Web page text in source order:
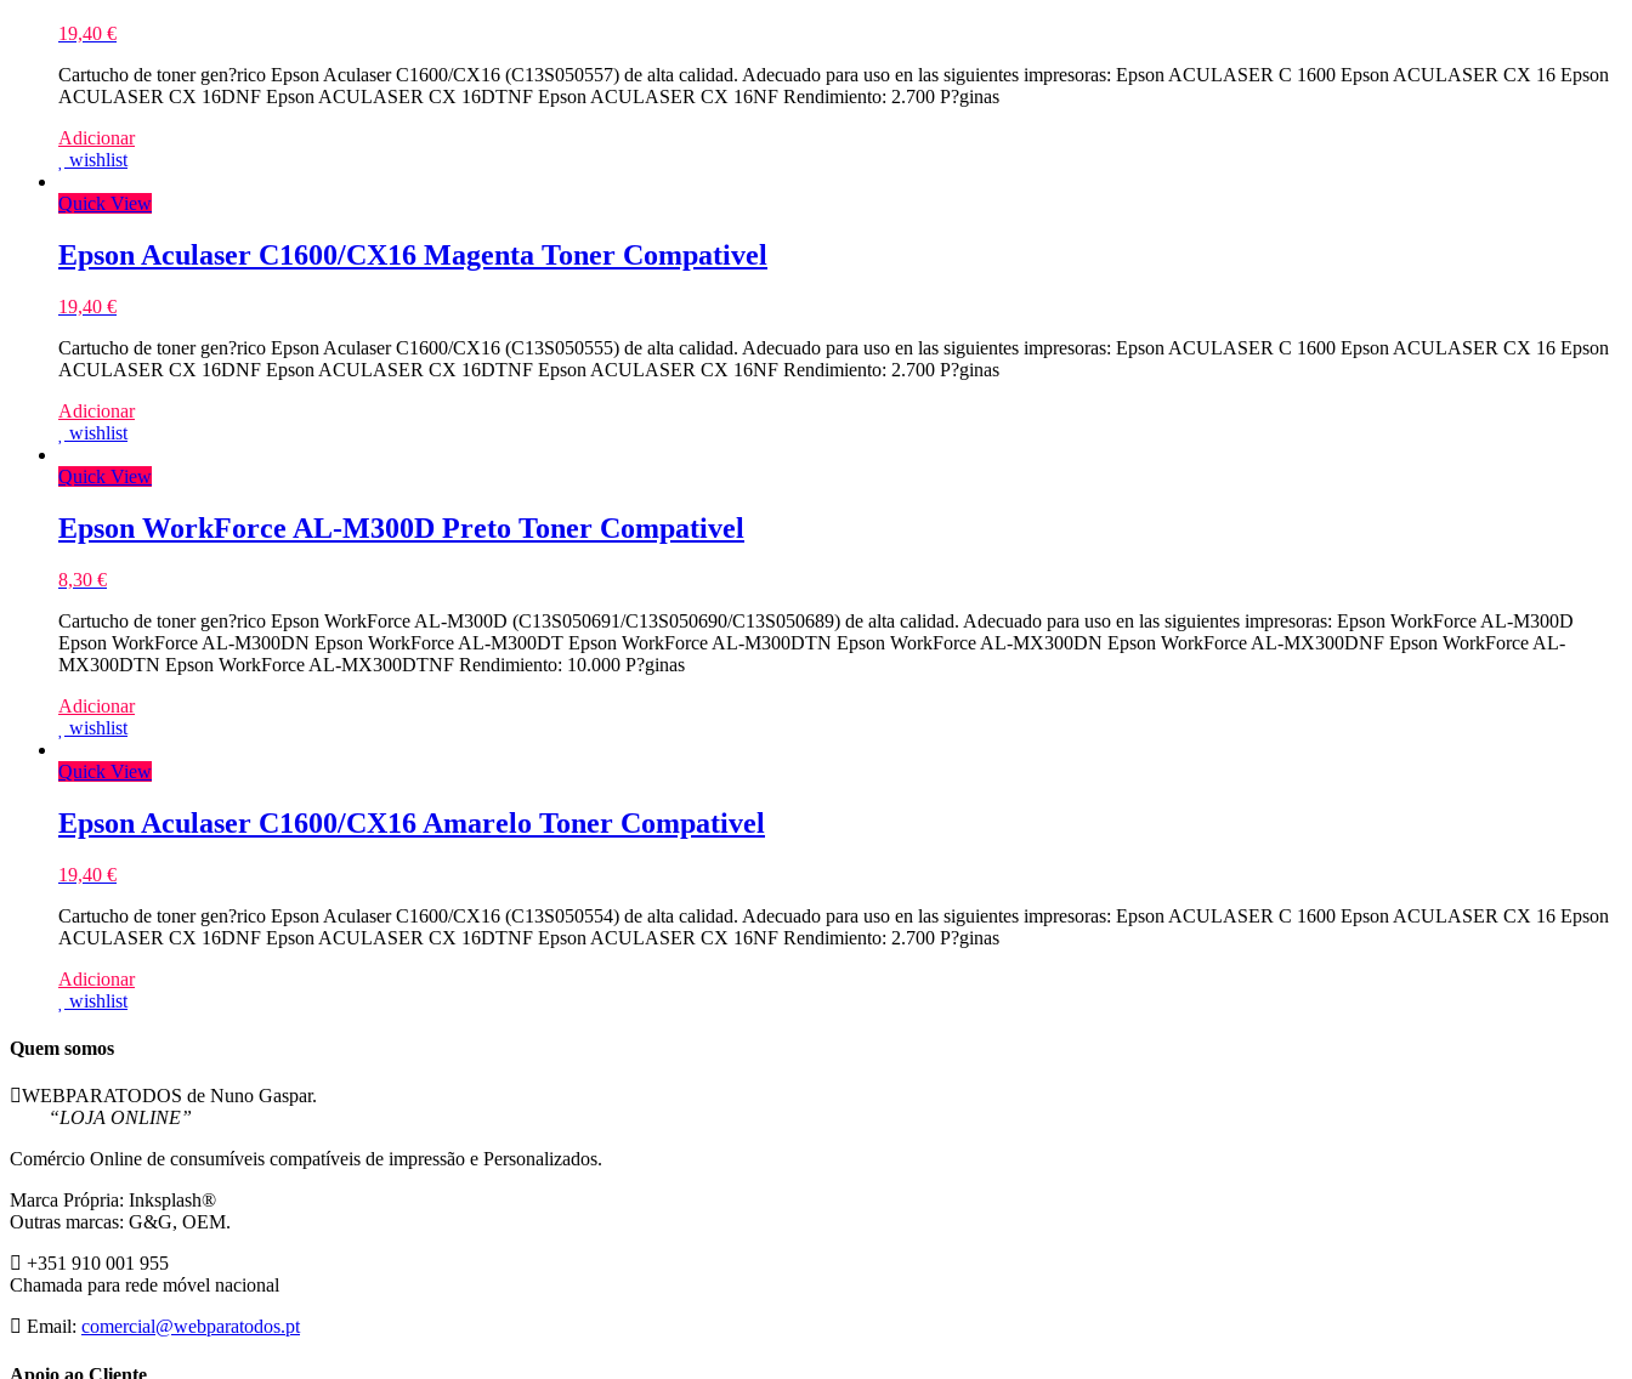
19,40 €
Cartucho de toner gen?rico Epson Aculaser C1600/CX16 (C13S050557) de alta calidad. Adecuado para uso en las siguientes impresoras: Epson ACULASER C 1600 Epson ACULASER CX 16 Epson
ACULASER CX 16DNF Epson ACULASER CX 16DTNF Epson ACULASER CX 16NF Rendimiento: 2.700 P?ginas
Adicionar
wishlist
Quick View
Epson Aculaser C1600/CX16 Magenta Toner Compativel
19,40 €
Cartucho de toner gen?rico Epson Aculaser C1600/CX16 (C13S050555) de alta calidad. Adecuado para uso en las siguientes impresoras: Epson ACULASER C 1600 Epson ACULASER CX 16 Epson
ACULASER CX 16DNF Epson ACULASER CX 16DTNF Epson ACULASER CX 16NF Rendimiento: 2.700 P?ginas
Adicionar
wishlist
Quick View
Epson WorkForce AL-M300D Preto Toner Compativel
8,30 €
Cartucho de toner gen?rico Epson WorkForce AL-M300D (C13S050691/C13S050690/C13S050689) de alta calidad. Adecuado para uso en las siguientes impresoras: Epson WorkForce AL-M300D
Epson WorkForce AL-M300DN Epson WorkForce AL-M300DT Epson WorkForce AL-M300DTN Epson WorkForce AL-MX300DN Epson WorkForce AL-MX300DNF Epson WorkForce AL-
MX300DTN Epson WorkForce AL-MX300DTNF Rendimiento: 10.000 P?ginas
Adicionar
wishlist
Quick View
Epson Aculaser C1600/CX16 Amarelo Toner Compativel
19,40 €
Cartucho de toner gen?rico Epson Aculaser C1600/CX16 (C13S050554) de alta calidad. Adecuado para uso en las siguientes impresoras: Epson ACULASER C 1600 Epson ACULASER CX 16 Epson
ACULASER CX 16DNF Epson ACULASER CX 16DTNF Epson ACULASER CX 16NF Rendimiento: 2.700 P?ginas
Adicionar
wishlist
Quem somos
WEBPARATODOS de Nuno Gaspar.
“LOJA ONLINE”
Comércio Online de consumíveis compatíveis de impressão e Personalizados.
Marca Própria: Inksplash®
Outras marcas: G&G, OEM.
+351 910 001 955
Chamada para rede móvel nacional
Email: comercial@webparatodos.pt
Apoio ao Cliente